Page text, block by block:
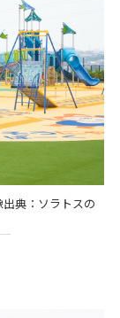
典：ソラトスの